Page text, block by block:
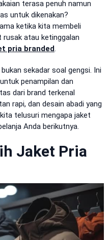
terasa penuh namun
untuk dikenakan?
ketika kita membeli
rusak atau ketinggalan
pria branded.
sekadar soal gengsi. Ini
penampilan dan
dari brand terkenal
rapi, dan desain abadi yang
telusuri mengapa jaket
Anda berikutnya.
Jaket Pria